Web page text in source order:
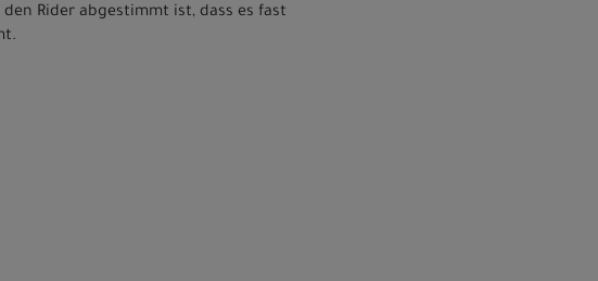
Rider abgestimmt ist, dass es fast